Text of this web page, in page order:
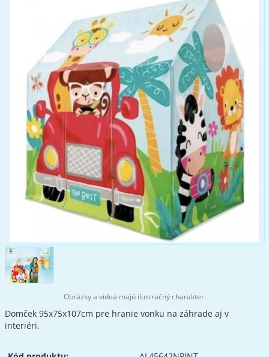
Obrázky a videá majú ilustračný charakter.
Domček 95x75x107cm pre hranie vonku na záhrade aj v
interiéri.